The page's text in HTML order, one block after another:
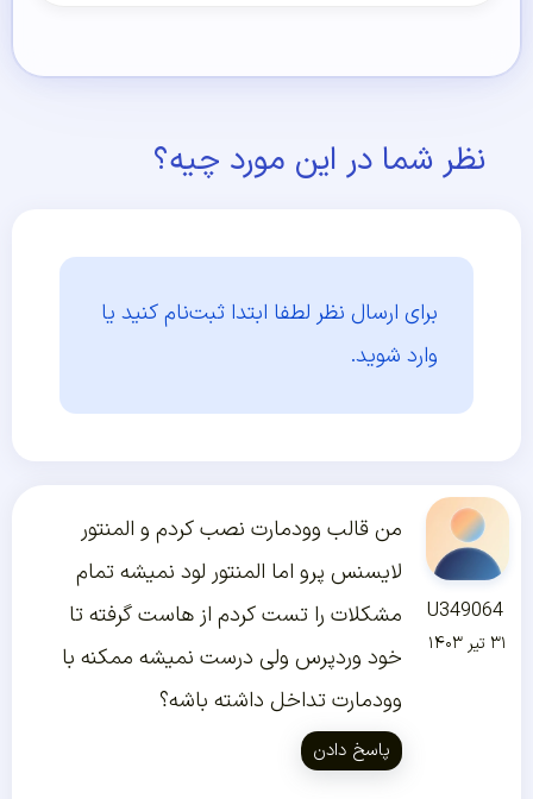
نظر شما در این مورد چیه؟
برای ارسال نظر لطفا ابتدا ثبت‌نام کنید یا
وارد شوید.
U349064
۳۱ تیر ۱۴۰۳
من قالب وودمارت نصب کردم و المنتور
لایسنس پرو اما المنتور لود نمیشه تمام
مشکلات را تست کردم از هاست گرفته تا
خود وردپرس ولی درست نمیشه ممکنه با
وودمارت تداخل داشته باشه؟
پاسخ دادن